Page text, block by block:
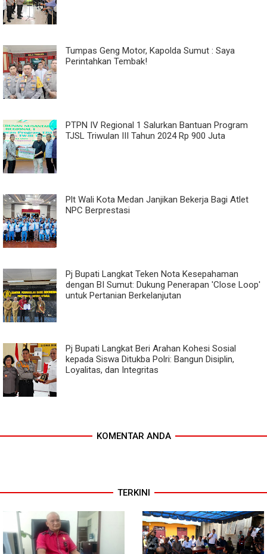
Tumpas Geng Motor, Kapolda Sumut : Saya
Perintahkan Tembak!
PTPN IV Regional 1 Salurkan Bantuan Program
TJSL Triwulan III Tahun 2024 Rp 900 Juta
Plt Wali Kota Medan Janjikan Bekerja Bagi Atlet
NPC Berprestasi
Pj Bupati Langkat Teken Nota Kesepahaman
dengan BI Sumut: Dukung Penerapan 'Close Loop'
untuk Pertanian Berkelanjutan
Pj Bupati Langkat Beri Arahan Kohesi Sosial
kepada Siswa Ditukba Polri: Bangun Disiplin,
Loyalitas, dan Integritas
KOMENTAR ANDA
TERKINI